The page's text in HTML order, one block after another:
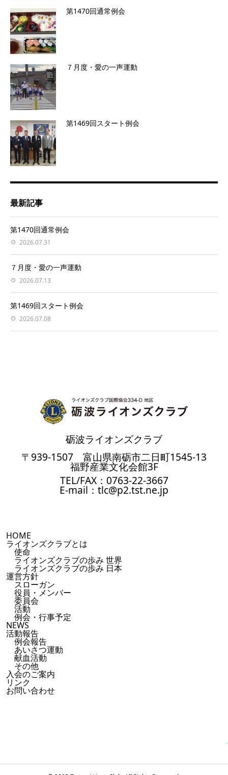
第1470回通常例会
７月度・愛の一声運動
第1469回スタート例会
最新記事
第1470回通常例会
2026.07.31
７月度・愛の一声運動
2026.07.13
第1469回スタート例会
2026.07.08
砺波ライオンズクラブ
〒939-1507 富山県南砺市二日町1545-13
福野産業文化会館3F
TEL/FAX：0763-22-3667
E-mail：tlc@p2.tst.ne.jp
HOME
ライオンズクラブとは
使命
ライオンズクラブの歩み 世界
ライオンズクラブの歩み 日本
運営方針
スローガン
役員・メンバー
委員会
活動
例会・行事予定
NEWS
活動報告
例会報告
あいさつ運動
献血活動
その他
入会のご案内
リンク
お問い合わせ